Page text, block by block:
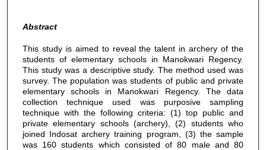
Abstract
This study is aimed to reveal the talent in archery of the
students of elementary schools in Manokwari Regency.
This study was a descriptive study. The method used was
survey. The population was students of public and private
elementary schools in Manokwari Regency. The data
collection technique used was purposive sampling
technique with the following criteria: (1) top public and
private elementary schools (archery), (2) students who
joined Indosat archery training program, (3) the sample
was 160 students which consisted of 80 male and 80